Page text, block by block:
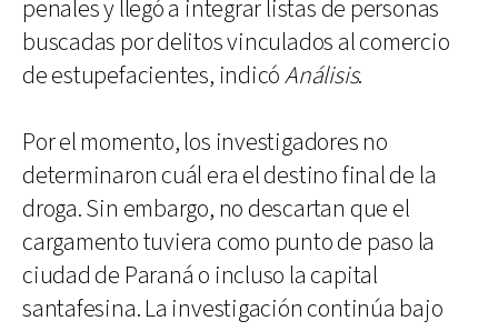
penales y llegó a integrar listas de personas
buscadas por delitos vinculados al comercio
de estupefacientes, indicóAnálisis.
Por el momento, los investigadores no
determinaron cuál era el destino final de la
droga. Sin embargo, no descartan que el
cargamento tuviera como punto de paso la
ciudad de Paraná o incluso la capital
santafesina. La investigación continúa bajo